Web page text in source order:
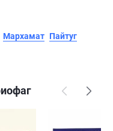
Мархамат Пайтуг